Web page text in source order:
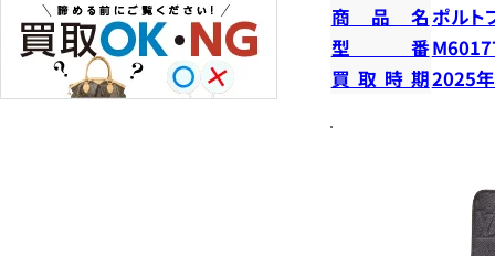
商品名ポルト
型番
買取時期2025